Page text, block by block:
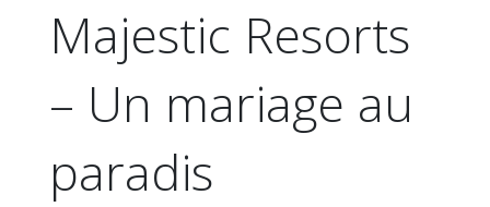
Majestic Resorts
– Un mariage au
paradis